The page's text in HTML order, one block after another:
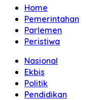
Home
Pemerintahan
Parlemen
Peristiwa
Nasional
Ekbis
Politik
Pendidikan